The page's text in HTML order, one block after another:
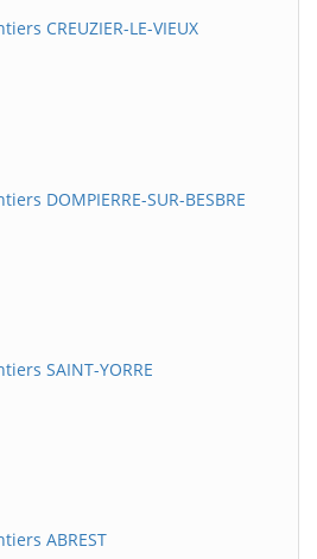
CREUZIER-LE-VIEUX
DOMPIERRE-SUR-BESBRE
SAINT-YORRE
ABREST